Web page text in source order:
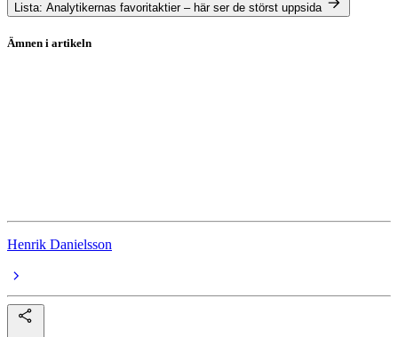
Lista: Analytikernas favoritaktier – här ser de störst uppsida
Ämnen i artikeln
Henrik Danielsson